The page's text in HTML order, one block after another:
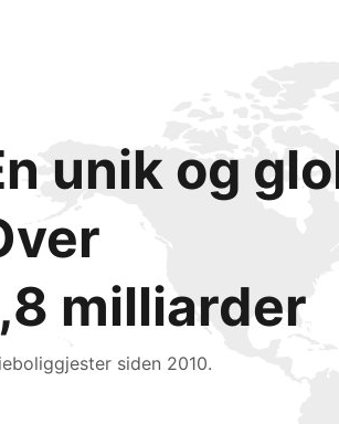
unik og
milliarder
siden 2010.